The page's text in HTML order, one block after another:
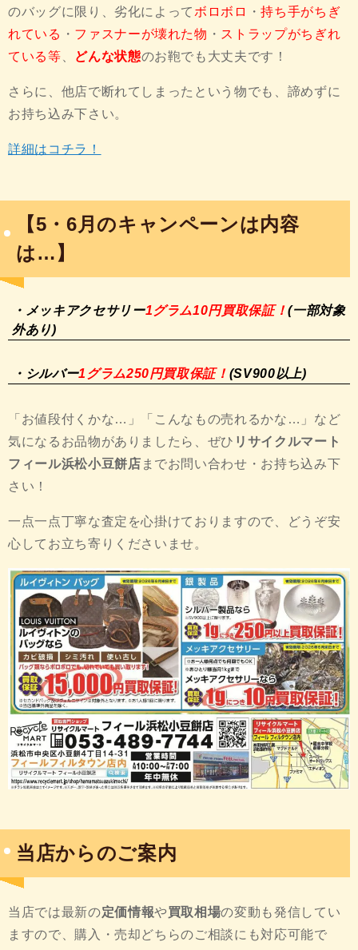
のバッグに限り、劣化によってボロボロ ・持ち手がちぎ
れている ・ ファスナーが壊れた物 ・ ストラップがちぎれ
ている等、 どんな状態のお鞄でも大丈夫です！
さらに、他店で断れてしまったという物でも、諦めずに
お持ち込み下さい。
詳細はコチラ！
【5・6月のキャンペーンは内容
は…】
・メッキアクセサリー1グラム10円買取保証！(一部対象
外あり)
・シルバー1グラム250円買取保証！ (SV900以上)
「お値段付くかな…」「こんなもの売れるかな…」など
気になるお品物がありましたら、ぜひ リサイクルマート
フィール浜松小豆餅店 までお問い合わせ・お持ち込み下
さい！
一点一点丁寧な査定を心掛けておりますので、どうぞ安
心してお立ち寄りくださいませ。
当店からのご案内
当店では最新の定価情報や買取相場の変動も発信してい
ますので、購入・売却どちらのご相談にも対応可能で